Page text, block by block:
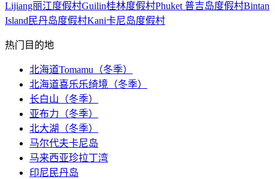
Lijiang丽江度假村Guilin桂林度假村Phuket 普吉岛度假村Bintan
Island民丹岛度假村Kani卡尼岛度假村
热门目的地
北海道Tomamu（冬季）
北海道喜乐乐绮境（冬季）
长白山（冬季）
亚布力（冬季）
北大湖（冬季）
马尔代夫卡尼岛
马来西亚珍拉丁湾
印尼民丹岛